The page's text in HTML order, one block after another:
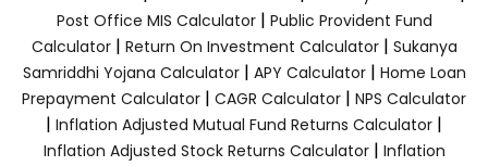
Post Office MIS Calculator| Public Provident Fund
Calculator| Return On Investment Calculator| Sukanya
Samriddhi Yojana Calculator| APY Calculator| Home Loan
Prepayment Calculator | CAGR Calculator | NPS Calculator
| Inflation Adjusted Mutual Fund Returns Calculator |
Inflation Adjusted Stock Returns Calculator| Inflation